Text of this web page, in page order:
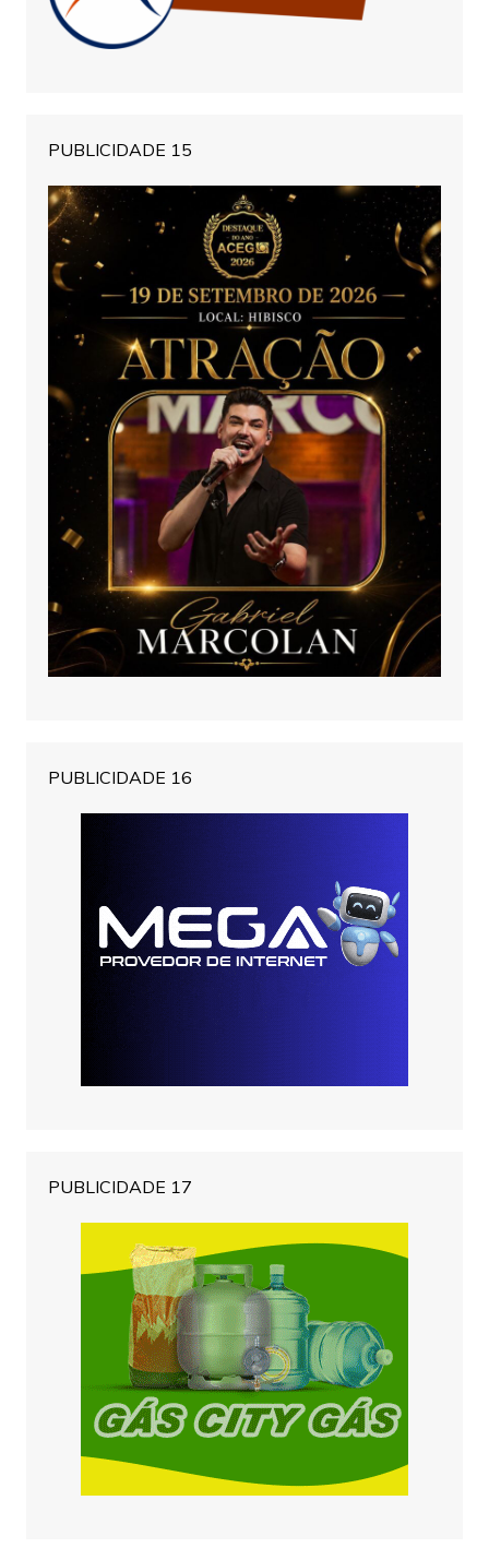
PUBLICIDADE 15
PUBLICIDADE 16
PUBLICIDADE 17